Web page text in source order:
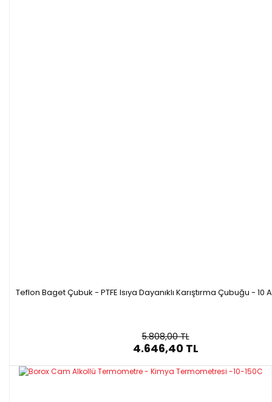
Teflon Baget Çubuk - PTFE Isıya Dayanıklı Karıştırma Çubuğu - 10
5.808,00 TL
4.646,40 TL